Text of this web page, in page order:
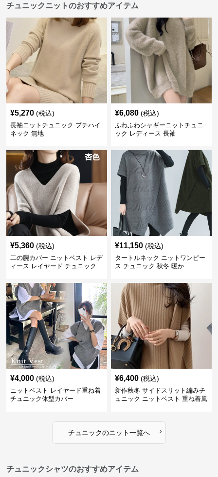
チュニックニットのおすすめアイテム
¥5,270 (税込)
長袖ニットチュニック プチハイ
ネック 無地
¥6,080 (税込)
ふわふわシャギーニットチュニ
ック レディース 長袖
¥5,360 (税込)
二の腕カバー ニットベスト レデ
ィース レイヤード チュニック
¥11,150 (税込)
タートルネック ニットワンピー
ス チュニック 秋冬 暖か
¥4,000 (税込)
ニットベスト レイヤード重ね着
チュニック体型カバー
¥6,400 (税込)
新作秋冬 サイドスリット編みチ
ュニック ニットベスト 重ね着風
チュニックのニット一覧へ ›
チュニックシャツのおすすめアイテム